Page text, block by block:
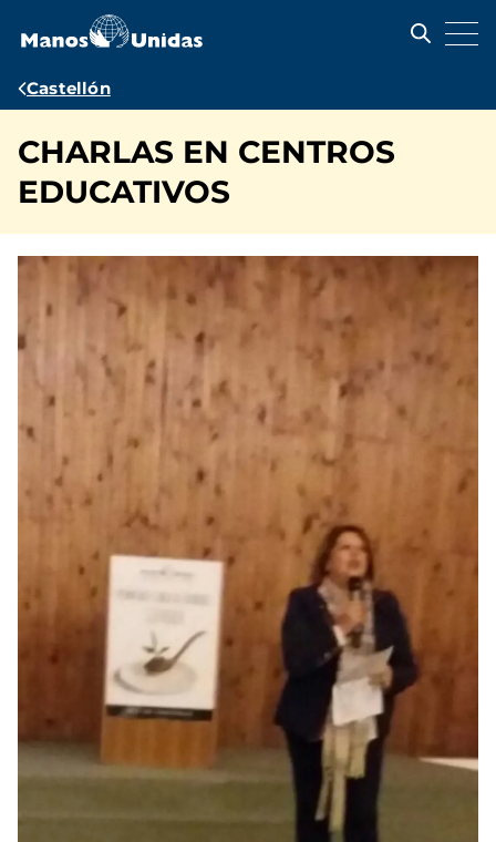
contenido
Ruta
navegación
Castellón
CHARLAS EN CENTROS
EDUCATIVOS